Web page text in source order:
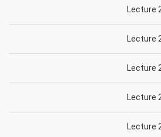
Lecture
Lecture
Lecture
Lecture
Lecture